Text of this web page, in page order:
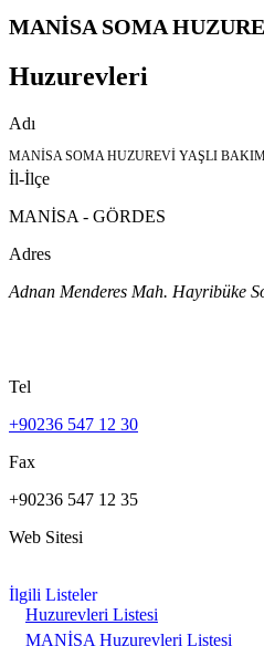
MANİSA SOMA
Huzurevleri
Adı
MANİSA SOMA HUZUREVİ YAŞLI
İl-İlçe
MANİSA - GÖRDES
Adres
Adnan Menderes Mah. Hayribüke
Tel
+90236 547 12 30
Fax
+90236 547 12 35
Web Sitesi
İlgili Listeler
Huzurevleri Listesi
MANİSA Huzurevleri Listesi